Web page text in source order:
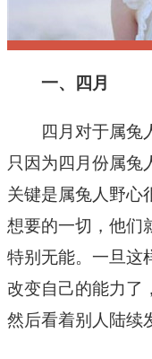
一、四月
四月对于属兔人
只因为四月份属兔
关键是属兔人野心
想要的一切，他们
特别无能。一旦这
改变自己的能力了
然后看着别人陆续